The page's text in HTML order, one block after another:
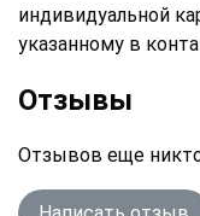
индивидуальной
указанному в
Отзывы
Отзывов еще